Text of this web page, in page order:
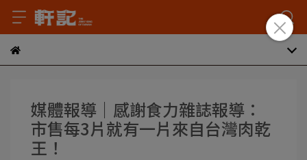
媒體報導｜感謝食力雜誌報導：
市售每3片就有一片來自台灣肉乾
王！